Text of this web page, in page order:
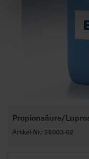
Propionsäure/
Artikel-Nr.: 29003-02